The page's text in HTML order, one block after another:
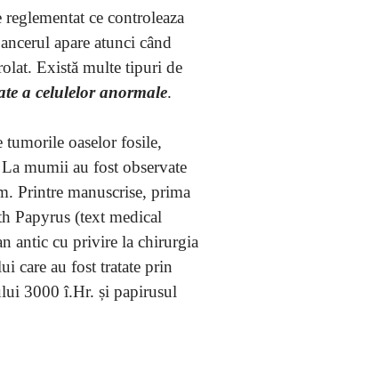
ce controleaza
apare atunci când
Există multe tipuri de
a celulelor anormale.
tumorile oaselor fosile,
mumii au fost observate
Printre manuscrise, prima
Papyrus (text medical
antic cu privire la chirurgia
care au fost tratate prin
3000 î.Hr. și papirusul